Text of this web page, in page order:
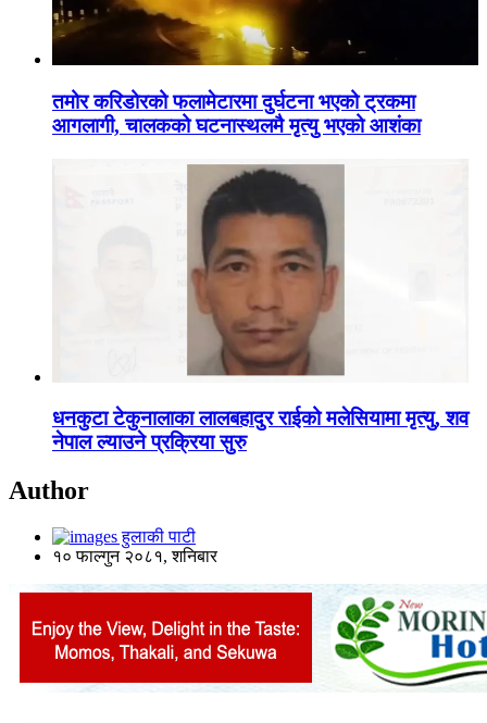
तमोर करिडोरको फलामेटारमा दुर्घटना भएको ट्रकमा
आगलागी, चालकको घटनास्थलमै मृत्यु भएको आशंका
धनकुटा टेकुनालाका लालबहादुर राईको मलेसियामा मृत्यु, शव
नेपाल ल्याउने प्रक्रिया सुरु
Author
हुलाकी पाटी
१० फाल्गुन २०८१, शनिबार